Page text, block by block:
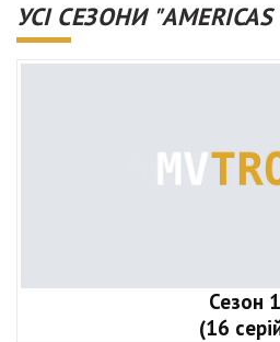
УСІ СЕЗОНИ "AMERICAS
Сезон 1
(16